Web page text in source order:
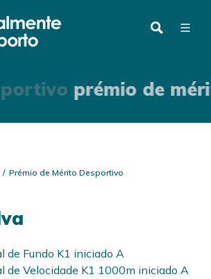
prémio de
Prémio de Mérito Desportivo
de Fundo K1 iniciado A
de Velocidade K1 1000m iniciado A